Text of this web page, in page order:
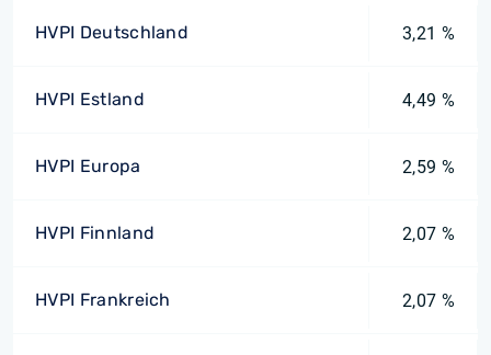
HVPI Deutschland 3,21 %
HVPI Estland 4,49 %
HVPI Europa 2,59 %
HVPI Finnland 2,07 %
HVPI Frankreich 2,07 %